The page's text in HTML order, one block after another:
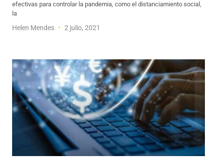
efectivas para controlar la pandemia, como el distanciamiento social,
la
Helen Mendes 2 julio, 2021